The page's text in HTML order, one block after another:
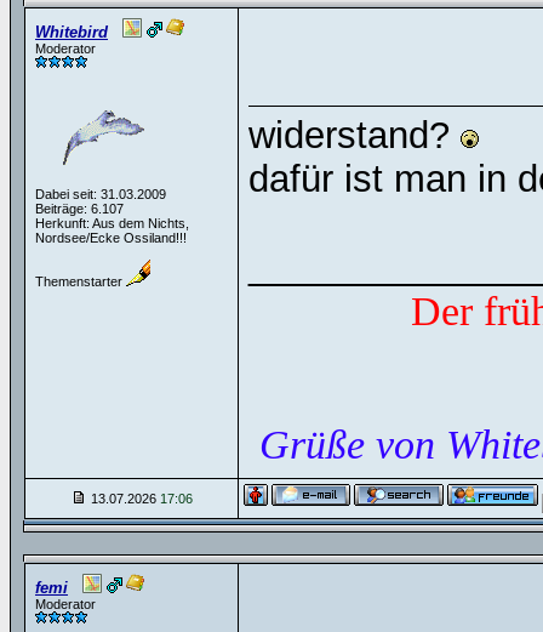
Whitebird
Moderator
Dabei seit: 31.03.2009
Beiträge: 6.107
Herkunft: Aus dem Nichts,
Nordsee/Ecke Ossiland!!!
Themenstarter
widerstand?
dafür ist man in
Der
Grüße von
13.07.2026 17:06
femi
Moderator